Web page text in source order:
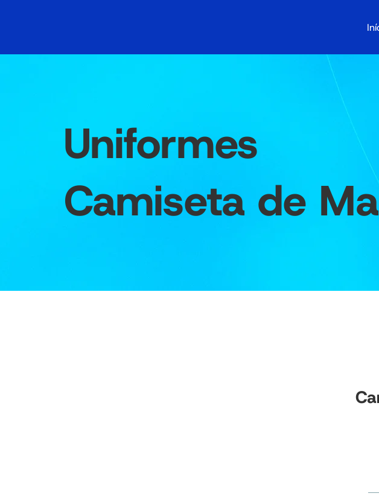
Uniformes
Camiseta de